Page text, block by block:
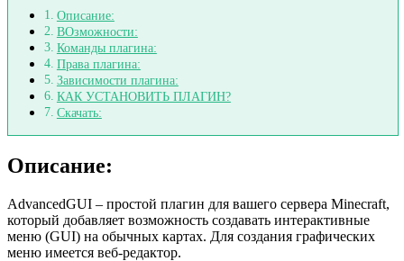
Описание:
ВОзможности:
Команды плагина:
Права плагина:
Зависимости плагина:
КАК УСТАНОВИТЬ ПЛАГИН?
Скачать:
Описание:
AdvancedGUI – простой плагин для вашего сервера Minecraft,
который добавляет возможность создавать интерактивные
меню (GUI) на обычных картах. Для создания графических
меню имеется веб-редактор.